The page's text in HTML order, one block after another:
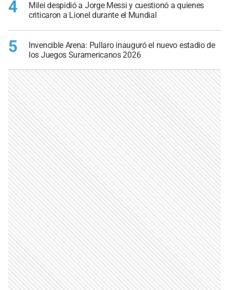
4
Milei despidió a Jorge Messi y cuestionó a quienes
criticaron a Lionel durante el Mundial
5
Invencible Arena: Pullaro inauguró el nuevo estadio de
los Juegos Suramericanos 2026